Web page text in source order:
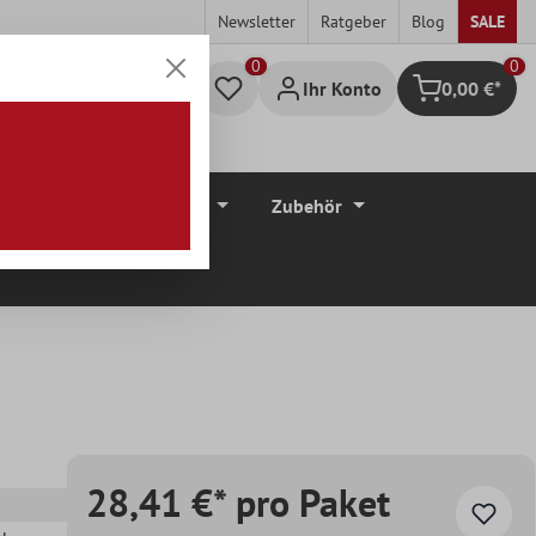
Newsletter Ratgeber Blog SALE
Ihr Konto Warenkorb
0
0,00 €*
Zubehör
28,41 €* pro Paket